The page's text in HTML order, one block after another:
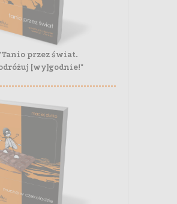
przez świat.
[wy]godnie!"